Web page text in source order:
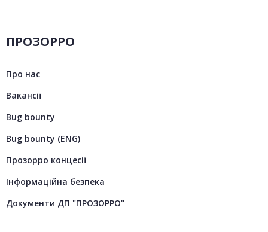
ПРОЗОРРО
Про нас
Вакансії
Bug bounty
Bug bounty (ENG)
Прозорро концесії
Інформаційна безпека
Документи ДП "ПРОЗОРРО"